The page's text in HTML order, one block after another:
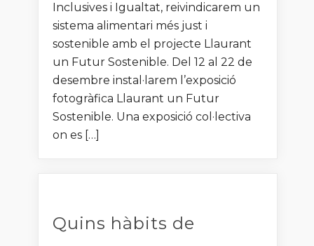
Inclusives i Igualtat, reivindicarem un
sistema alimentari més just i
sostenible amb el projecte Llaurant
un Futur Sostenible. Del 12 al 22 de
desembre instal·larem l’exposició
fotogràfica Llaurant un Futur
Sostenible. Una exposició col·lectiva
on es […]
Quins hàbits de